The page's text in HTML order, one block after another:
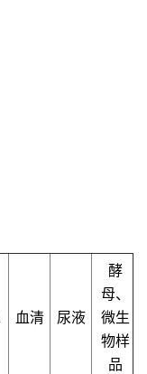
血清 尿液
酵
母、
微生
物样
品